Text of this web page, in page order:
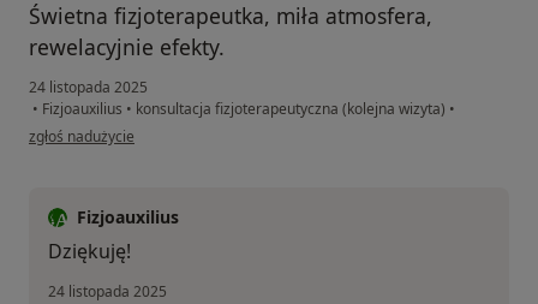
Świetna fizjoterapeutka, miła atmosfera,
rewelacyjnie efekty.
24 listopada 2025
• Fizjoauxilius • konsultacja fizjoterapeutyczna (kolejna wizyta) •
w opinii użytkownika Magdalena
zgłoś nadużycie
Fizjoauxilius
Dziękuję!
24 listopada 2025